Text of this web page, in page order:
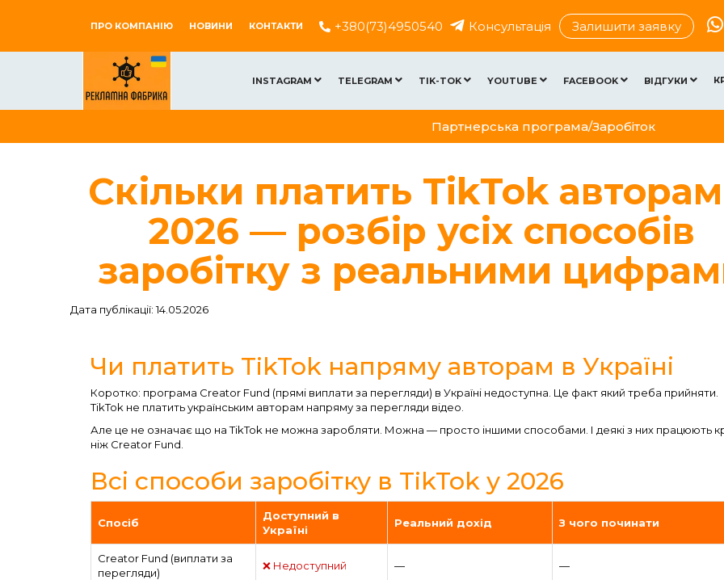
ПРО КОМПАНІЮ НОВИНИ КОНТАКТИ +380(73)4950540 Консультація Залишити заявку
INSTAGRAM TELEGRAM TIK-TOK YOUTUBE FACEBOOK ВІДГУКИ
Партнерська програма/Заробіток
Скільки платить TikTok
2026 — розбір усіх способів
заробітку з реальними
Дата публікації: 14.05.2026
Чи платить TikTok напряму авторам в Україні
Коротко: програма Creator Fund (прямі виплати за перегляди) в Україні недоступна. Це факт який треба прийняти.
TikTok не платить українським авторам напряму за перегляди відео.
Але це не означає що на TikTok не можна заробляти. Можна — просто іншими способами. І деякі з них працюють
ніж Creator Fund.
Всі способи заробітку в TikTok у 2026
Спосіб
Доступний в
Україні
Реальний дохід З чого починати
Creator Fund (виплати за
перегляди)
❌ Недоступний — —